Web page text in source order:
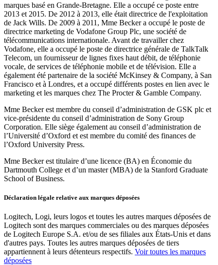
marques basé en Grande-Bretagne. Elle a occupé ce poste entre
2013 et 2015. De 2012 à 2013, elle était directrice de l'exploitation
de Jack Wills. De 2009 à 2011, Mme Becker a occupé le poste de
directrice marketing de Vodafone Group Plc, une société de
télécommunications internationale. Avant de travailler chez
Vodafone, elle a occupé le poste de directrice générale de TalkTalk
Telecom, un fournisseur de lignes fixes haut débit, de téléphonie
vocale, de services de téléphonie mobile et de télévision. Elle a
également été partenaire de la société McKinsey & Company, à San
Francisco et à Londres, et a occupé différents postes en lien avec le
marketing et les marques chez The Procter & Gamble Company.
Mme Becker est membre du conseil d’administration de GSK plc et
vice-présidente du conseil d’administration de Sony Group
Corporation. Elle siège également au conseil d’administration de
l’Université d’Oxford et est membre du comité des finances de
l’Oxford University Press.
Mme Becker est titulaire d’une licence (BA) en Économie du
Dartmouth College et d’un master (MBA) de la Stanford Graduate
School of Business.
Déclaration légale relative aux marques déposées
Logitech, Logi, leurs logos et toutes les autres marques déposées de
Logitech sont des marques commerciales ou des marques déposées
de Logitech Europe S.A. et/ou de ses filiales aux États-Unis et dans
d'autres pays. Toutes les autres marques déposées de tiers
appartiennent à leurs détenteurs respectifs. Voir toutes les marques
déposées